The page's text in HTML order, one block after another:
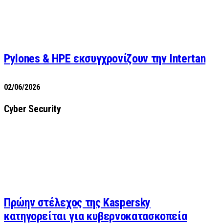
Pylones & HPE εκσυγχρονίζουν την Intertan
02/06/2026
Cyber Security
Πρώην στέλεχος της Kaspersky
κατηγορείται για κυβερνοκατασκοπεία